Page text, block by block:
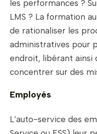
les performances ?
LMS ? La formation
de rationaliser les
administratives pour
endroit, libérant ainsi
concentrer sur des
Employés
L’auto-service des